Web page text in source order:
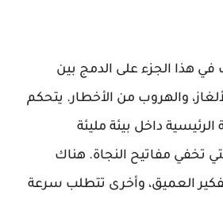
هذا الجزء على الدمج بين
والهروب من الأخطار. يتحكم
داخل بيئة مليئة
تخفي مفاتيح النجاة. هناك
العميق، وأخرى تتطلب سرعة